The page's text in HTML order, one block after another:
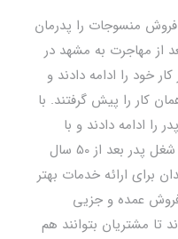
کار فروش منسوجات را پدرمان
از مهاجرت به مشهد در
کار خود را ادامه دادند و
کار را پیش گرفتند. با
را ادامه دادند و با
فروش انواع روفرشی و حوله، شغل پدر بعد از 50 سال
برای ارائه خدمات بهتر
شرایط کرونایی سال 1400 فروش عمده و جزیی
تا مشتریان بتوانند هم